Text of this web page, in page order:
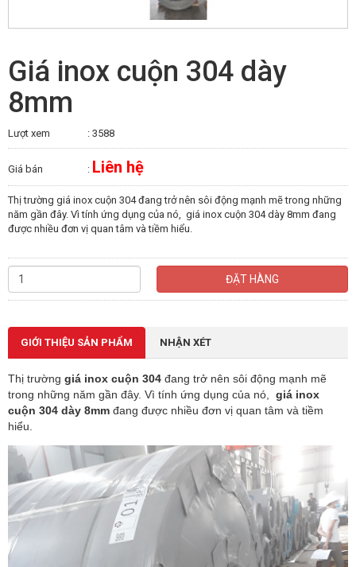
Giá inox cuộn 304 dày
8mm
Lượt xem : 3588
Giá bán : Liên hệ
Thị trường giá inox cuộn 304 đang trở nên sôi động mạnh mẽ trong những
năm gần đây. Vì tính ứng dụng của nó, giá inox cuộn 304 dày 8mm đang
được nhiều đơn vị quan tâm và tiềm hiểu.
ĐẶT HÀNG
GIỚI THIỆU SẢN PHẨM NHẬN XÉT
Thị trường giá inox cuộn 304 đang trở nên sôi động mạnh mẽ
trong những năm gần đây. Vì tính ứng dụng của nó, giá inox
cuộn 304 dày 8mm đang được nhiều đơn vị quan tâm và tiềm
hiểu.